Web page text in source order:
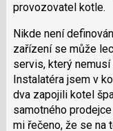
provozovatel kotle.
Nikde není
zařízení se může
servis, který
Instalatéra jsem v
dva zapojili kotel
samotného
mi řečeno, že se na